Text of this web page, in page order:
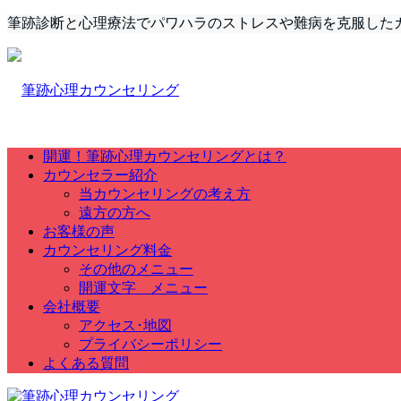
筆跡診断と心理療法でパワハラのストレスや難病を克服した
開運！筆跡心理カウンセリングとは？
カウンセラー紹介
当カウンセリングの考え方
遠方の方へ
お客様の声
カウンセリング料金
その他のメニュー
開運文字 メニュー
会社概要
アクセス･地図
プライバシーポリシー
よくある質問